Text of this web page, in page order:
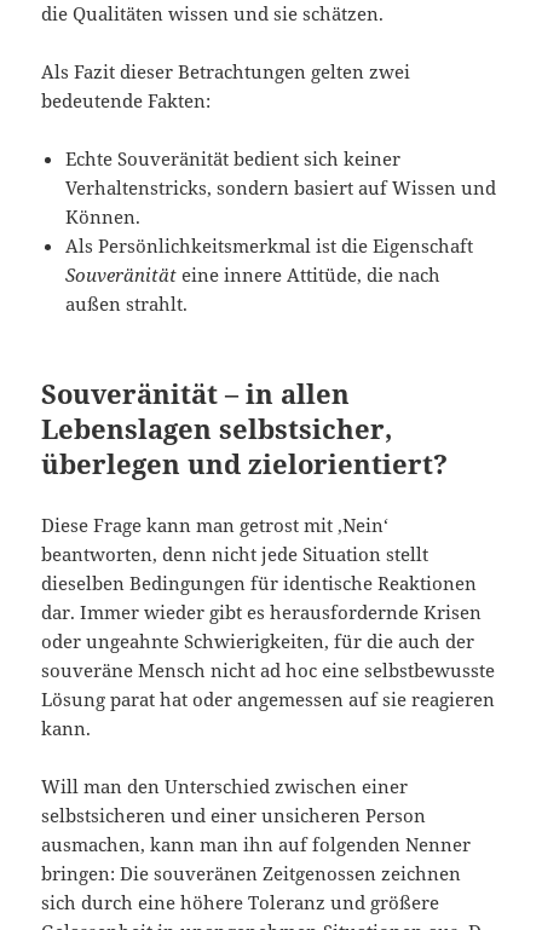
die Qualitäten wissen und sie schätzen.
Als Fazit dieser Betrachtungen gelten zwei
bedeutende Fakten:
Echte Souveränität bedient sich keiner
Verhaltenstricks, sondern basiert auf Wissen und
Können.
Als Persönlichkeitsmerkmal ist die Eigenschaft
Souveränität eine innere Attitüde, die nach
außen strahlt.
Souveränität – in allen
Lebenslagen selbstsicher,
überlegen und zielorientiert?
Diese Frage kann man getrost mit ‚Nein‘
beantworten, denn nicht jede Situation stellt
dieselben Bedingungen für identische Reaktionen
dar. Immer wieder gibt es herausfordernde Krisen
oder ungeahnte Schwierigkeiten, für die auch der
souveräne Mensch nicht ad hoc eine selbstbewusste
Lösung parat hat oder angemessen auf sie reagieren
kann.
Will man den Unterschied zwischen einer
selbstsicheren und einer unsicheren Person
ausmachen, kann man ihn auf folgenden Nenner
bringen: Die souveränen Zeitgenossen zeichnen
sich durch eine höhere Toleranz und größere